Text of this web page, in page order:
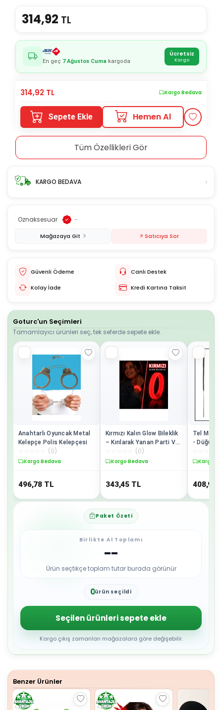
314,92 TL
En geç 7 Ağustos Cuma kargoda
Ücretsiz
Kargo
314,92 TL Kargo Bedava
Sepete Ekle Hemen Al
Tüm Özellikleri Gör
KARGO BEDAVA ›
Oznaksesuar -
Mağazaya Git ? Satıcıya Sor
Güvenli Ödeme
Canlı Destek
Kolay İade
Kredi Kartına Taksit
Goturc'un Seçimleri
Tamamlayıcı ürünleri seç, tek seferde sepete ekle.
Anahtarlı Oyuncak Metal
Kelepçe Polis Kelepçesi
(0)
Kargo Bedava
496,78 TL
Kırmızı Kalın Glow Bileklik
– Kırılarak Yanan Parti Ve
Festival Bilekliği
(0)
Kargo Bedava
343,45 TL
Tel
- Düğün
Kargo
408,98
Paket Özeti
Birlikte Al Toplamı
--
Ürün seçtikçe toplam tutar burada görünür
0
2
3
4
5
6
8
ürün seçildi
Seçilen ürünleri sepete ekle
Kargo çıkış zamanları mağazalara göre değişebilir.
Benzer Ürünler